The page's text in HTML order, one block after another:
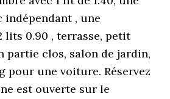
indépendant , une
lits 0.90 , terrasse, petit
partie clos, salon de jardin,
pour une voiture. Réservez
est ouverte sur le